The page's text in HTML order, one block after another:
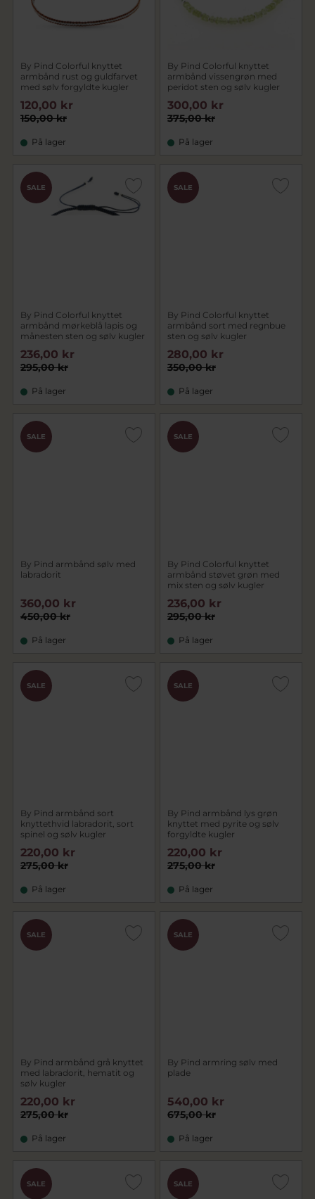
By Pind Colorful knyttet
armbånd rust og guldfarvet
med sølv forgyldte kugler
150,00 kr
120,00 kr
På lager
By Pind Colorful knyttet
armbånd vissengrøn med
peridot sten og sølv kugler
375,00 kr
300,00 kr
På lager
SALE
By Pind Colorful knyttet
armbånd mørkeblå lapis og
månesten sten og sølv kugler
295,00 kr
236,00 kr
På lager
SALE
By Pind Colorful knyttet
armbånd sort med regnbue
sten og sølv kugler
350,00 kr
280,00 kr
På lager
SALE
By Pind armbånd sølv med
labradorit
450,00 kr
360,00 kr
På lager
SALE
By Pind Colorful knyttet
armbånd støvet grøn med
mix sten og sølv kugler
295,00 kr
236,00 kr
På lager
SALE
By Pind armbånd sort
knyttethvid labradorit, sort
spinel og sølv kugler
275,00 kr
220,00 kr
På lager
SALE
By Pind armbånd lys grøn
knyttet med pyrite og sølv
forgyldte kugler
275,00 kr
220,00 kr
På lager
SALE
By Pind armbånd grå knyttet
med labradorit, hematit og
sølv kugler
275,00 kr
220,00 kr
På lager
SALE
By Pind armring sølv med
plade
675,00 kr
540,00 kr
På lager
SALE SALE